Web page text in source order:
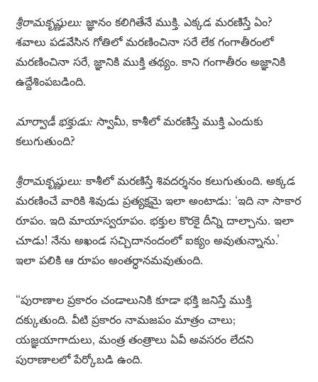
శ్రీరామకృష్ణులు: జ్ఞానం కలిగితేనే ముక్తి. ఎక్కడ మరణిస్తే ఏం?
శవాలు పడవేసిన గోతిలో మరణించినా సరే లేక గంగాతీరంలో
మరణించినా సరే, జ్ఞానికి ముక్తి తథ్యం. కాని గంగాతీరం అజ్ఞానికి
ఉద్దేశింపబడింది.
మార్వాడీ భక్తుడు: స్వామీ, కాశీలో మరణిస్తే ముక్తి ఎందుకు
కలుగుతుంది?
శ్రీరామకృష్ణులు: కాశీలో మరణిస్తే శివదర్శనం కలుగుతుంది. అక్కడ
మరణించే వారికి శివుడు ప్రత్యక్షమై ఇలా అంటాడు: ‘ఇది నా సాకార
రూపం. ఇది మాయాస్వరూపం. భక్తుల కొరకై దీన్ని దాల్చాను. ఇలా
చూడు! నేను అఖండ సచ్చిదానందంలో ఐక్యం అవుతున్నాను.’
ఇలా పలికి ఆ రూపం అంతర్ధానమవుతుంది.
“పురాణాల ప్రకారం చండాలునికి కూడా భక్తి జనిస్తే ముక్తి
దక్కుతుంది. వీటి ప్రకారం నామజపం మాత్రం చాలు;
యజ్ఞయాగాదులు, మంత్ర తంత్రాలు ఏవీ అవసరం లేదని
పురాణాలలో పేర్కోబడి ఉంది.